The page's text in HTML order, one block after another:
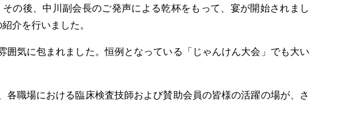
の後、中川副会長のご発声による乾杯をもって、宴が開始されまし
介を行いました。
気に包まれました。恒例となっている「じゃんけん大会」でも大い
職場における臨床検査技師および賛助会員の皆様の活躍の場が、さ